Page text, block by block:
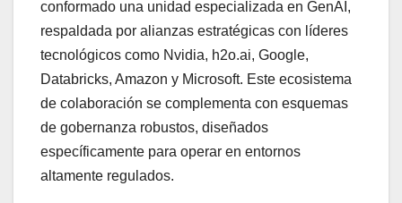
conformado una unidad especializada en GenAI,
respaldada por alianzas estratégicas con líderes
tecnológicos como Nvidia, h2o.ai, Google,
Databricks, Amazon y Microsoft. Este ecosistema
de colaboración se complementa con esquemas
de gobernanza robustos, diseñados
específicamente para operar en entornos
altamente regulados.